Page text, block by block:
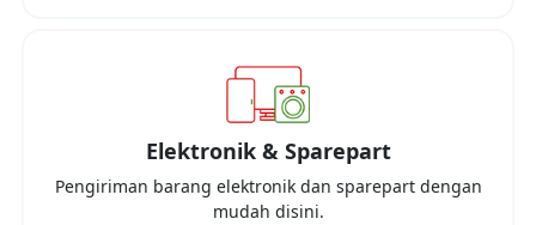
Elektronik & Sparepart
Pengiriman barang elektronik dan sparepart dengan
mudah disini.